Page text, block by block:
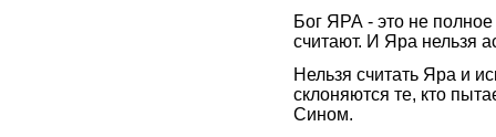
Бог ЯРА - это не полное
считают. И Яра нельзя
Нельзя считать Яра и
склоняются те, кто
Сином.